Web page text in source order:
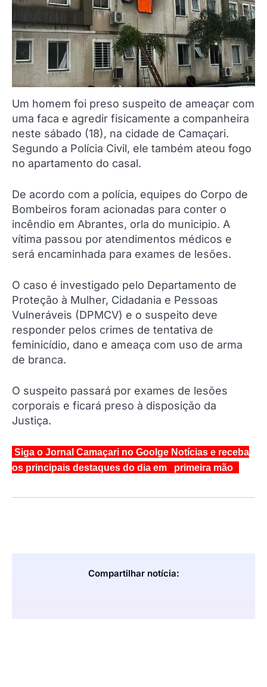
Um homem foi preso suspeito de ameaçar com
uma faca e agredir fisicamente a companheira
neste sábado (18), na cidade de Camaçari.
Segundo a Polícia Civil, ele também ateou fogo
no apartamento do casal.
De acordo com a polícia, equipes do Corpo de
Bombeiros foram acionadas para conter o
incêndio em Abrantes, orla do municipio. A
vítima passou por atendimentos médicos e
será encaminhada para exames de lesões.
O caso é investigado pelo Departamento de
Proteção à Mulher, Cidadania e Pessoas
Vulneráveis (DPMCV) e o suspeito deve
responder pelos crimes de tentativa de
feminicídio, dano e ameaça com uso de arma
de branca.
O suspeito passará por exames de lesões
corporais e ficará preso à disposição da
Justiça.
Siga o Jornal Camaçari no Goolge Notícias e receba
os principais destaques do dia em primeira mão
Compartilhar notícia: